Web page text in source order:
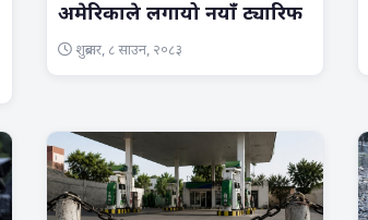
अमेरिकाले लगायो नयाँ ट्यारिफ
शुक्रबार, ८ साउन, २०८३